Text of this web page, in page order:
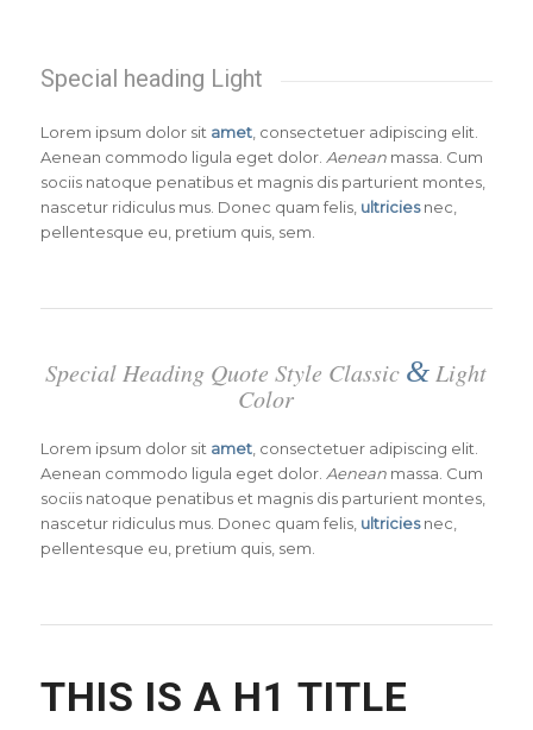
Special heading Light
Lorem ipsum dolor sit amet, consectetuer adipiscing elit.
Aenean commodo ligula eget dolor. Aeneanmassa. Cum
sociis natoque penatibus et magnis dis parturient montes,
nascetur ridiculus mus. Donec quam felis, ultriciesnec,
pellentesque eu, pretium quis, sem.
Special Heading Quote Style Classic &Light
Color
Lorem ipsum dolor sit amet, consectetuer adipiscing elit.
Aenean commodo ligula eget dolor. Aeneanmassa. Cum
sociis natoque penatibus et magnis dis parturient montes,
nascetur ridiculus mus. Donec quam felis, ultriciesnec,
pellentesque eu, pretium quis, sem.
THIS IS A H1 TITLE